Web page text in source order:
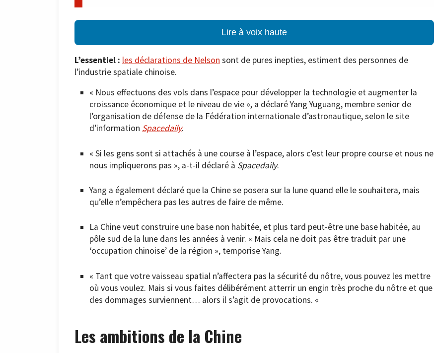
Lire à voix haute
L’essentiel : les déclarations de Nelson sont de pures inepties, estiment des personnes de
l’industrie spatiale chinoise.
« Nous effectuons des vols dans l’espace pour développer la technologie et augmenter la
croissance économique et le niveau de vie », a déclaré Yang Yuguang, membre senior de
l’organisation de défense de la Fédération internationale d’astronautique, selon le site
d’information Spacedaily.
« Si les gens sont si attachés à une course à l’espace, alors c’est leur propre course et nous ne
nous impliquerons pas », a-t-il déclaré à Spacedaily.
Yang a également déclaré que la Chine se posera sur la lune quand elle le souhaitera, mais
qu’elle n’empêchera pas les autres de faire de même.
La Chine veut construire une base non habitée, et plus tard peut-être une base habitée, au
pôle sud de la lune dans les années à venir. « Mais cela ne doit pas être traduit par une
‘occupation chinoise’ de la région », temporise Yang.
« Tant que votre vaisseau spatial n’affectera pas la sécurité du nôtre, vous pouvez les mettre
où vous voulez. Mais si vous faites délibérément atterrir un engin très proche du nôtre et que
des dommages surviennent… alors il s’agit de provocations. «
Les ambitions de la Chine